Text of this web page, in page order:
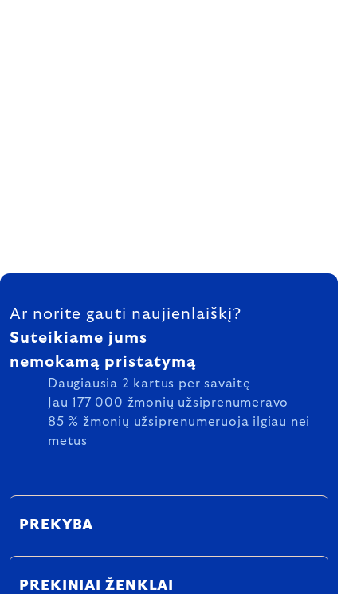
FOOTER
Ar norite gauti naujienlaiškį?
Suteikiame jums
nemokamą pristatymą
Daugiausia 2 kartus per savaitę
Jau 177 000 žmonių užsiprenumeravo
85 % žmonių užsiprenumeruoja ilgiau nei
metus
PREKYBA
PREKINIAI ŽENKLAI